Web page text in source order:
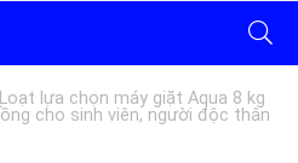
Loạt lựa chọn máy giặt Aqua 8 kg
cho sinh viên, người độc thân